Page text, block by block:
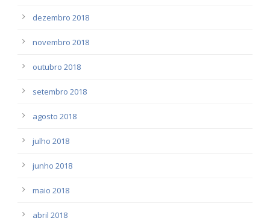
dezembro 2018
novembro 2018
outubro 2018
setembro 2018
agosto 2018
julho 2018
junho 2018
maio 2018
abril 2018